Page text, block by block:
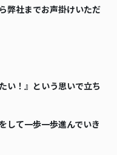
弊社までお声掛けいただ
い！』という思いで立ち
して一歩一歩進んでいき